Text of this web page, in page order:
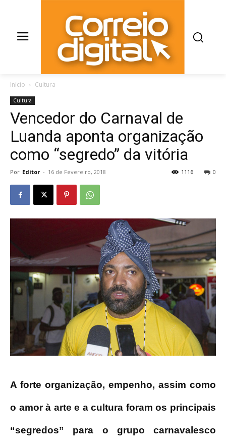
Início Cultura
Cultura
Vencedor do Carnaval de
Luanda aponta organização
como “segredo” da vitória
Por Editor - 16 de Fevereiro, 2018 0
1116
A forte organização, empenho, assim como
o amor à arte e a cultura foram os principais
“segredos” para o grupo carnavalesco